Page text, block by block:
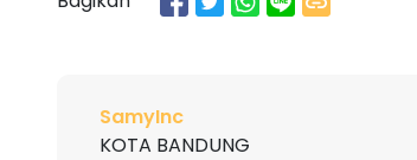
SamyInc
KOTA BANDUNG